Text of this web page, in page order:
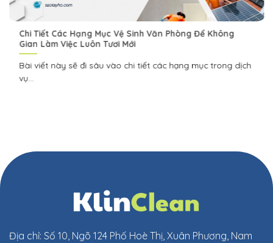
Chi Tiết Các Hạng Mục Vệ Sinh Văn Phòng Để Không
Gian Làm Việc Luôn Tươi Mới
Bài viết này sẽ đi sâu vào chi tiết các hạng mục trong dịch
vụ...
Địa chỉ: Số 10, Ngõ 124 Phố Hoè Thị, Xuân Phương, Nam